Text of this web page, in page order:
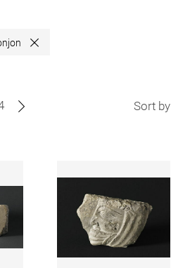
Close
Sort by